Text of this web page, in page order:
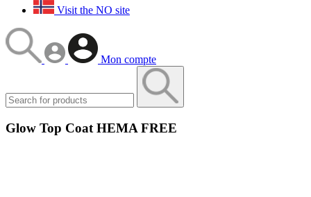
Visit the NO site
Mon compte
Glow Top Coat HEMA FREE